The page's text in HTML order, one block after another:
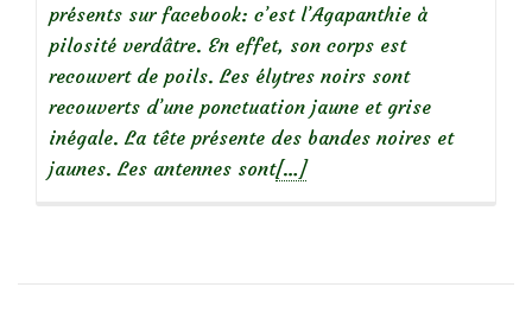
présents sur facebook: c’est l’Agapanthie à
pilosité verdâtre. En effet, son corps est
recouvert de poils. Les élytres noirs sont
recouverts d’une ponctuation jaune et grise
inégale. La tête présente des bandes noires et
jaunes. Les antennes sontEn
[…]